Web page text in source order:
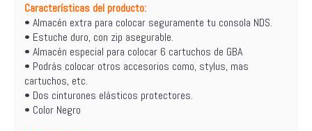
Características del producto:
• Almacén extra para colocar seguramente tu consola NDS.
• Estuche duro, con zip asegurable.
• Almacén especial para colocar 6 cartuchos de GBA
• Podrás colocar otros accesorios como, stylus, mas
cartuchos, etc.
• Dos cinturones elásticos protectores.
• Color Negro